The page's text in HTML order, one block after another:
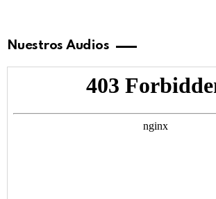
Nuestros Audios